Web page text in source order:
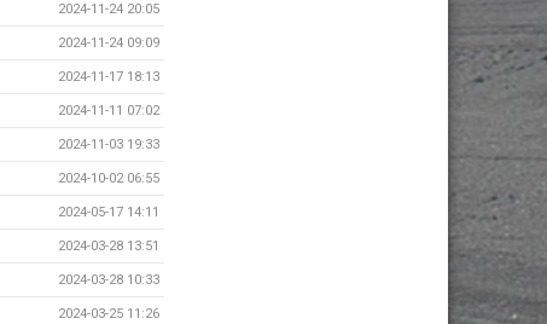
2024-11-24 20:05
2024-11-24 09:09
2024-11-17 18:13
2024-11-11 07:02
2024-11-03 19:33
2024-10-02 06:55
2024-05-17 14:11
2024-03-28 13:51
2024-03-28 10:33
2024-03-25 11:26